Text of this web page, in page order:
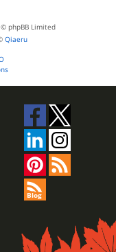
phpBB Limited
Qiaeru